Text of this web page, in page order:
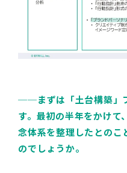
──まずは「土台構築」
す。最初の半年をかけて
念体系を整理したとのこ
のでしょうか。